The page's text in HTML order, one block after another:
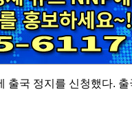
출국 정지를 신청했다. 출